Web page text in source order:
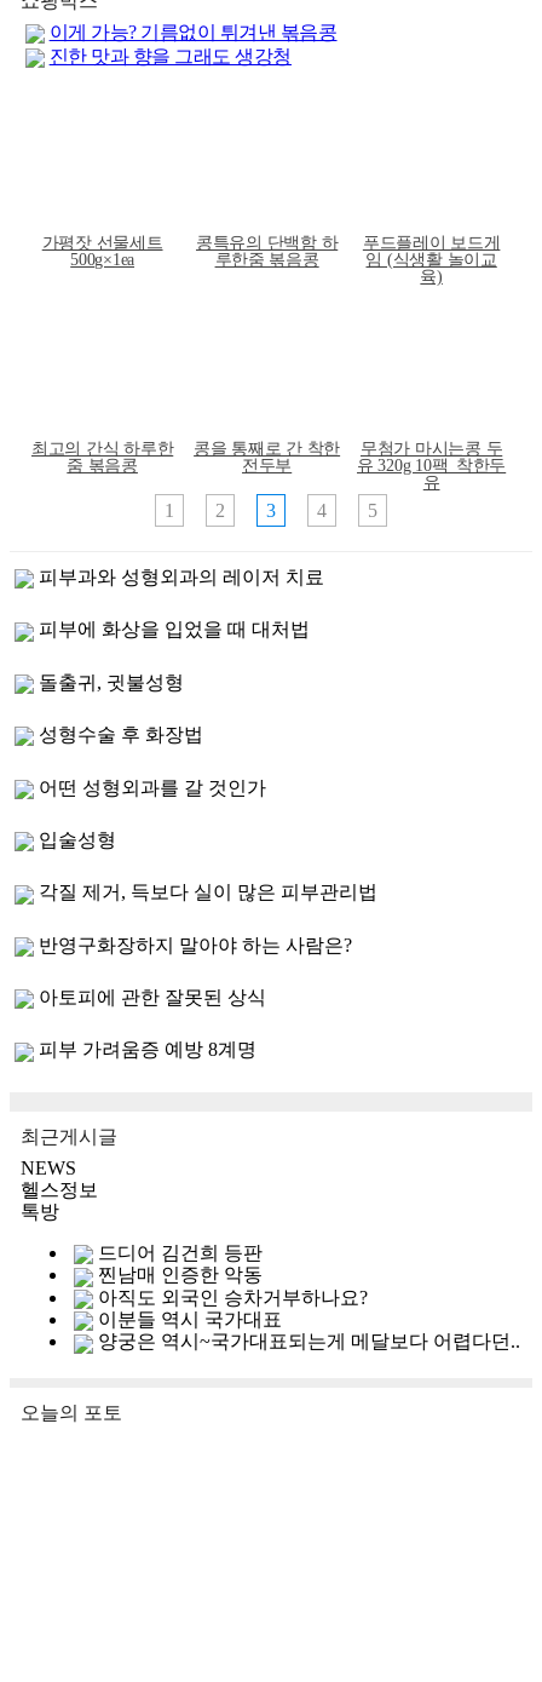
이게 가능? 기름없이 튀겨낸 볶음콩
진한 맛과 향을 그래도 생강청
가평잣 선물세트
500g×1ea
콩특유의 단백함 하
루한줌 볶음콩
푸드플레이 보드게
임 (식생활 놀이교
육)
최고의 간식 하루한
줌 볶음콩
콩을 통째로 간 착한
전두부
무첨가 마시는콩 두
유 320g 10팩_착한두
유
1 2 3 4 5
피부과와 성형외과의 레이저 치료
피부에 화상을 입었을 때 대처법
돌출귀, 귓불성형
성형수술 후 화장법
어떤 성형외과를 갈 것인가
입술성형
각질 제거, 득보다 실이 많은 피부관리법
반영구화장하지 말아야 하는 사람은?
아토피에 관한 잘못된 상식
피부 가려움증 예방 8계명
최근게시글
NEWS
헬스정보
톡방
드디어 김건희 등판
찐남매 인증한 악동
아직도 외국인 승차거부하나요?
이분들 역시 국가대표
양궁은 역시~국가대표되는게 메달보다 어렵다던..
오늘의 포토